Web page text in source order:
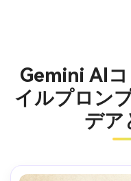
Gemini AI
イルプロン
デア